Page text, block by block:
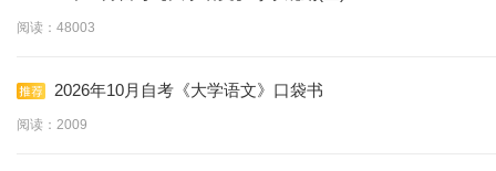
阅读：48003
2026年10月自考《大学语文》口袋书
阅读：2009